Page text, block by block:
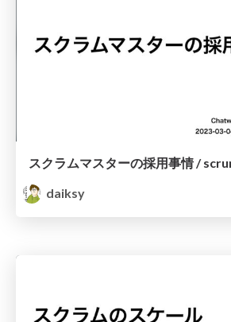
daiksy